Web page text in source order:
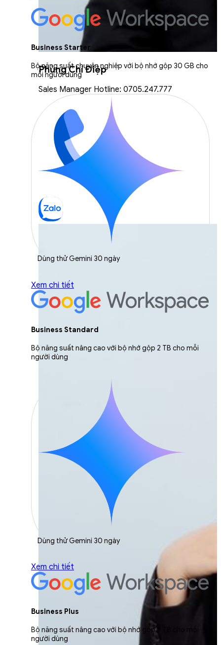
Phùng Chí Điệp
Sales Manager Hotline: 0705.247.777
Business Starter
Bộ năng suất chuyên nghiệp với bộ nhớ gộp 30 GB cho
mỗi người dùng
Dùng thử Gemini 30 ngày
Xem chi tiết
Business Standard
Bộ năng suất nâng cao với bộ nhớ gộp 2 TB cho mỗi
người dùng
Dùng thử Gemini 30 ngày
Xem chi tiết
Business Plus
Bộ năng suất nâng cao với bộ nhớ gộp 5 TB cho mỗi
người dùng